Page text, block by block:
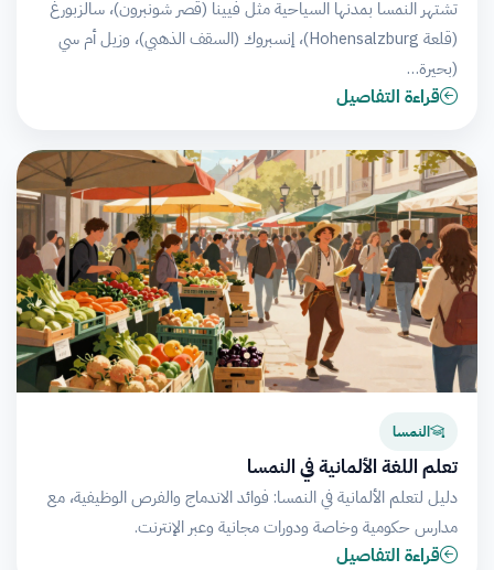
تشتهر النمسا بمدنها السياحية مثل فيينا (قصر شونبرون)، سالزبورغ
(قلعة Hohensalzburg)، إنسبروك (السقف الذهبي)، وزيل أم سي
(بحيرة…
قراءة التفاصيل
النمسا
تعلم اللغة الألمانية في النمسا
دليل لتعلم الألمانية في النمسا: فوائد الاندماج والفرص الوظيفية، مع
مدارس حكومية وخاصة ودورات مجانية وعبر الإنترنت.
قراءة التفاصيل